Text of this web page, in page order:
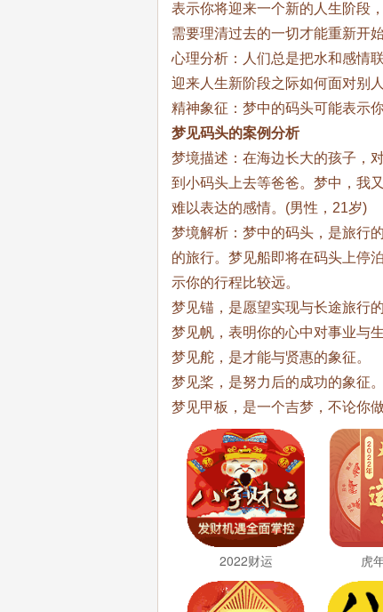
表示你将迎来一个新的人生阶段
需要理清过去的一切才能重新开始
心理分析：人们总是把水和感情
迎来人生新阶段之际如何面对别
精神象征：梦中的码头可能表示
梦见码头的案例分析
梦境描述：在海边长大的孩子，
到小码头上去等爸爸。梦中，我
难以表达的感情。(男性，21岁)
梦境解析：梦中的码头，是旅行
的旅行。梦见船即将在码头上停
示你的行程比较远。
梦见锚，是愿望实现与长途旅行的
梦见帆，表明你的心中对事业与
梦见舵，是才能与贤惠的象征。
梦见桨，是努力后的成功的象征。
梦见甲板，是一个吉梦，不论你
2022财运 虎